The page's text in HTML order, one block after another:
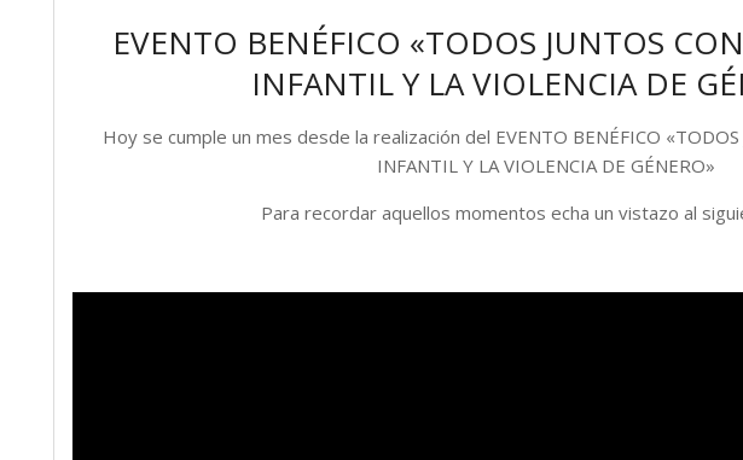
EVENTO BENÉFICO «TODOS JUNTOS
INFANTIL Y LA VIOLENCIA DE
Hoy se cumple un mes desde la realización del EVENTO BENÉFICO «TODOS
INFANTIL Y LA VIOLENCIA DE GÉNERO»
Para recordar aquellos momentos echa un vistazo al